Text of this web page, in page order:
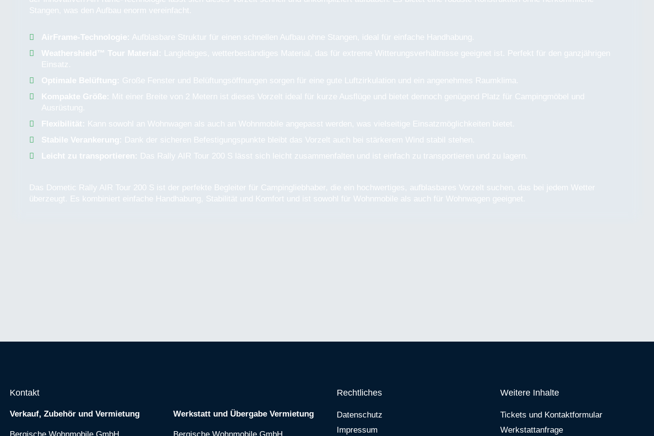
Stangen, was den Aufbau enorm vereinfacht.
AirFrame-Technologie: Aufblasbare Struktur für einen schnellen Aufbau ohne Stangen, ideal für einfache Handhabung.
Weathershield™ Tour Material: Langlebiges, wetterbeständiges Material, das für extreme Witterungsverhältnisse geeignet ist. Perfekt für den ganzjährigen
Einsatz.
Optimale Belüftung: Große Fenster und Belüftungsöffnungen sorgen für eine gute Luftzirkulation und ein angenehmes Raumklima.
Kompakte Größe: Mit einer Breite von 2 Metern ist dieses Vorzelt ideal für kurze Ausflüge und bietet dennoch genügend Platz für Campingmöbel und
Ausrüstung.
Flexibilität: Kann sowohl an Wohnwagen als auch an Wohnmobile angepasst werden, was vielseitige Einsatzmöglichkeiten bietet.
Stabile Verankerung: Dank der sicheren Befestigungspunkte bleibt das Vorzelt auch bei stärkerem Wind stabil stehen.
Leicht zu transportieren: Das Rally AIR Tour 200 S lässt sich leicht zusammenfalten und ist einfach zu transportieren und zu lagern.
Das Dometic Rally AIR Tour 200 S ist der perfekte Begleiter für Campingliebhaber, die ein hochwertiges, aufblasbares Vorzelt suchen, das bei jedem Wetter
überzeugt. Es kombiniert einfache Handhabung, Stabilität und Komfort und ist sowohl für Wohnmobile als auch für Wohnwagen geeignet.
Kontakt
Verkauf, Zubehör und Vermietung Werkstatt und Übergabe Vermietung
Rechtliches
Datenschutz
Impressum
Weitere Inhalte
Tickets und Kontaktformular
Werkstattanfrage